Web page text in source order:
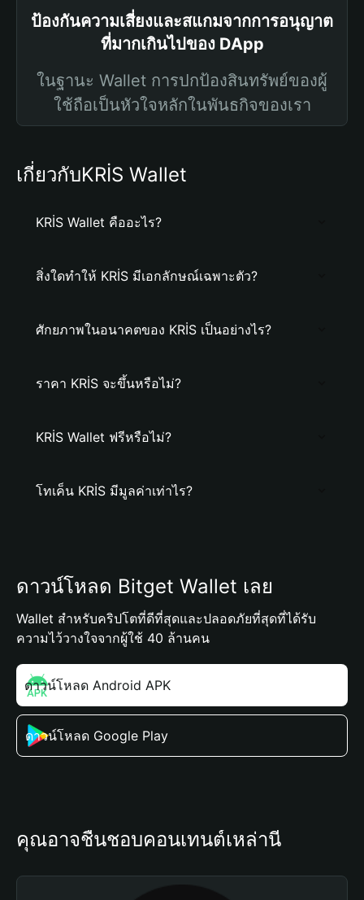
ป้องกันความเสี่ยงและสแกมจากการอนุญาต
ที่มากเกินไปของ DApp
ในฐานะ Wallet การปกป้องสินทรัพย์ของผู้
ใช้ถือเป็นหัวใจหลักในพันธกิจของเรา
เกี่ยวกับKRİS Wallet
KRİS Wallet คืออะไร?
สิ่งใดทำให้ KRİS มีเอกลักษณ์เฉพาะตัว?
ศักยภาพในอนาคตของ KRİS เป็นอย่างไร?
ราคา KRİS จะขึ้นหรือไม่?
KRİS Wallet ฟรีหรือไม่?
โทเค็น KRİS มีมูลค่าเท่าไร?
ดาวน์โหลด Bitget Wallet เลย
Wallet สำหรับคริปโตที่ดีที่สุดและปลอดภัยที่สุดที่ได้รับ
ความไว้วางใจจากผู้ใช้ 40 ล้านคน
ดาวน์โหลด Android APK
ดาวน์โหลด Google Play
คุณอาจชื่นชอบคอนเทนต์เหล่านี้